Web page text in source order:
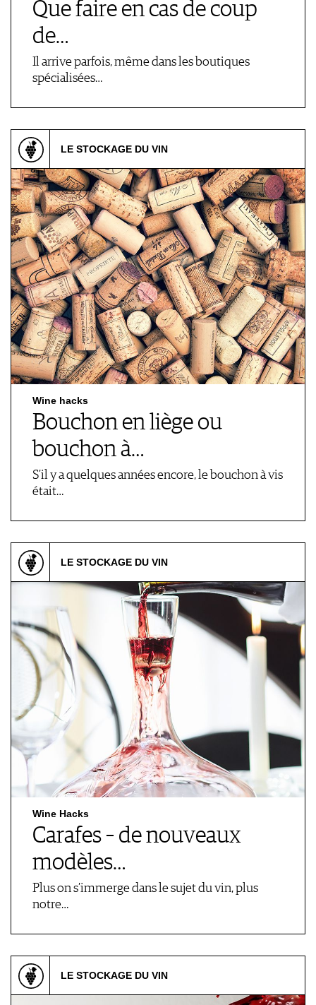
Que faire en cas de coup
de…
Il arrive parfois, même dans les boutiques
spécialisées…
LE STOCKAGE DU VIN
Wine hacks
Bouchon en liège ou
bouchon à…
S’il y a quelques années encore, le bouchon à vis
était…
LE STOCKAGE DU VIN
Wine Hacks
Carafes – de nouveaux
modèles…
Plus on s’immerge dans le sujet du vin, plus
notre…
LE STOCKAGE DU VIN